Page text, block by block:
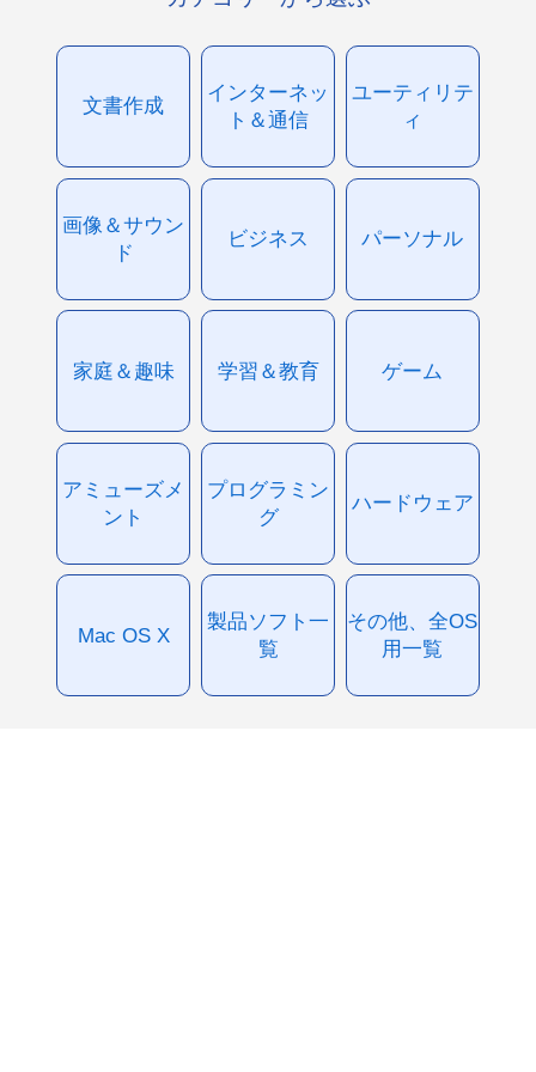
文書作成
インターネッ
ト＆通信
ユーティリテ
ィ
画像＆サウン
ド
ビジネス パーソナル
家庭＆趣味 学習＆教育 ゲーム
アミューズメ
ント
プログラミン
グ
ハードウェア
Mac OS X
製品ソフト一
覧
その他、全OS
用一覧